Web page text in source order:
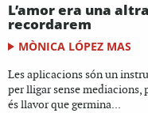
L’amor era una
recordarem
MÒNICA LÓPEZ MAS
Les aplicacions són un
per lligar sense
és llavor que germina...